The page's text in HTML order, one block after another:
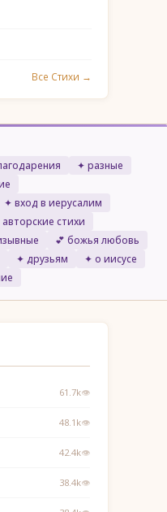
Все Стихи →
✦ разные
✦ вход в иерусалим
стихи
💕 божья любовь
✦ друзьям
✦ о иисусе
61.7k👁
48.1k👁
42.4k👁
38.4k👁